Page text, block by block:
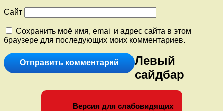
Сайт
Сохранить моё имя, email и адрес сайта в этом
браузере для последующих моих комментариев.
Левый
сайдбар
Версия для слабовидящих